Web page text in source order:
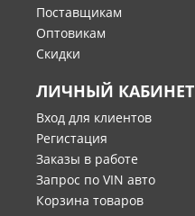
Поставщикам
Оптовикам
Скидки
ЛИЧНЫЙ КАБИНЕТ
Вход для клиентов
Регистация
Заказы в работе
Запрос по VIN авто
Корзина товаров